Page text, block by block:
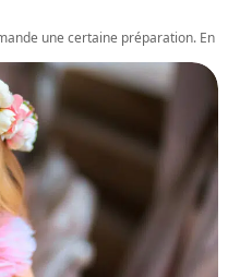
une certaine préparation. En